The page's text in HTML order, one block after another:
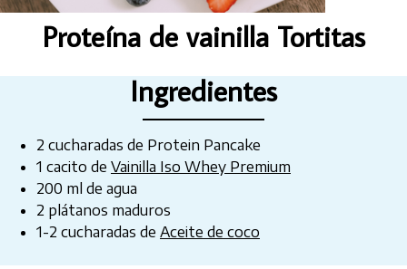
Proteína de vainilla Tortitas
Ingredientes
2 cucharadas de Protein Pancake
1 cacito de Vainilla Iso Whey Premium
200 ml de agua
2 plátanos maduros
1-2 cucharadas de Aceite de coco